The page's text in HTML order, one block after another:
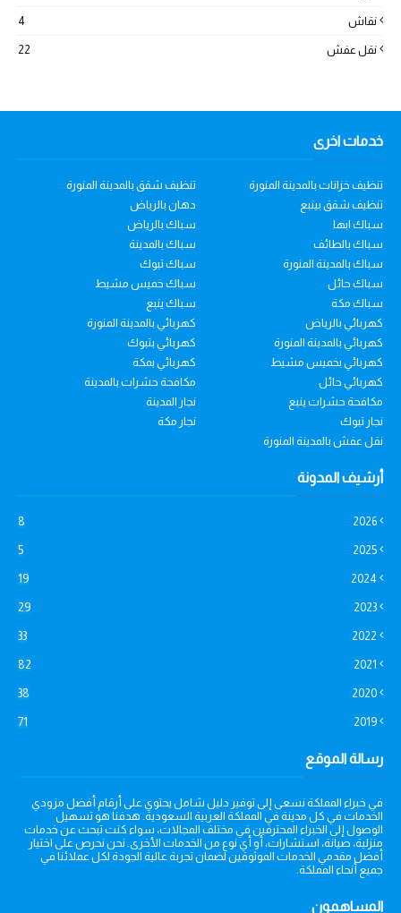
نقاش 4
نقل عفش 22
خدمات اخرى
تنظيف خزانات بالمدينة المنورة
تنظيف شقق بالمدينة المنورة
تنظيف شقق بينبع
دهان بالرياض
سباك ابها
سباك بالرياض
سباك بالطائف
سباك بالمدينة
سباك بالمدينة المنورة
سباك تبوك
سباك حائل
سباك خميس مشيط
سباك مكة
سباك ينبع
كهربائي بالرياض
كهربائي بالمدينة المنورة
كهربائي بالمدينة المنورة
كهربائي بتبوك
كهربائي بخميس مشيط
كهربائي بمكة
كهربائي حائل
مكافحة حشرات بالمدينة
مكافحة حشرات ينبع
نجار المدينة
نجار تبوك
نجار مكة
نقل عفش بالمدينة المنورة
أرشيف المدونة
2026
8
2025
5
2024
19
2023
29
2022
33
2021
82
2020
38
2019
71
رسالة الموقع
في خبراء المملكة نسعى إلى توفير دليل شامل يحتوي على أرقام أفضل مزودي
الخدمات في كل مدينة في المملكة العربية السعودية. هدفنا هو تسهيل
الوصول إلى الخبراء المحترفين في مختلف المجالات، سواء كنت تبحث عن خدمات
منزلية، صيانة، استشارات، أو أي نوع من الخدمات الأخرى. نحن نحرص على اختيار
أفضل مقدمي الخدمات الموثوقين لضمان تجربة عالية الجودة لكل عملائنا في
جميع أنحاء المملكة.
المساهمون